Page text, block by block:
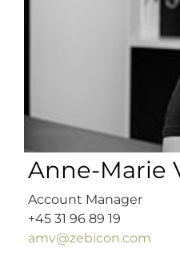
Anne-Marie
Account Manager
+45 31 96 89 19
amv@zebicon.com